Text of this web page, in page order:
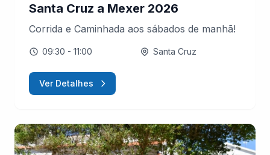
Santa Cruz a Mexer 2026
Corrida e Caminhada aos sábados de manhã!
09:30 - 11:00 Santa Cruz
Ver Detalhes